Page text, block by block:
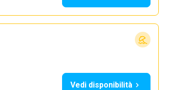
Vedi disponibilità